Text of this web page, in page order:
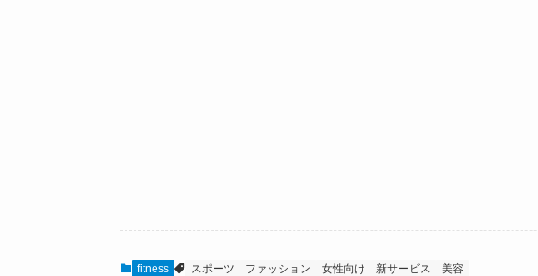
fitness スポーツ ファッション 女性向け 新サービス 美容